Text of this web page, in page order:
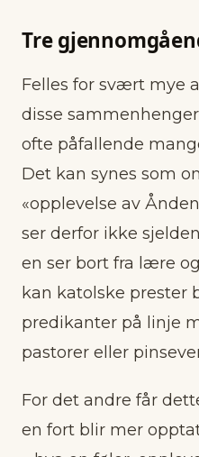
Tre
Felles for svært mye
disse
ofte påfallende
Det kan synes som
«opplevelse av
ser derfor ikke
en ser bort fra lære
kan katolske prester
predikanter på linje
pastorer eller
For det andre får
en fort blir mer